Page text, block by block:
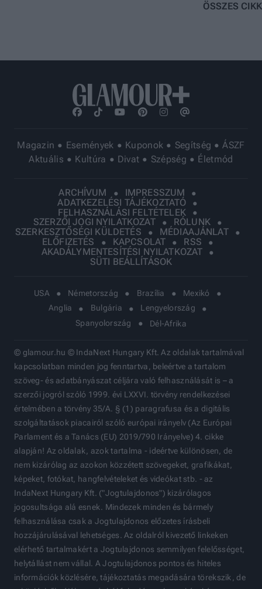
ÖSSZES CIKK
Magazin Események Kuponok Segítség
ÁSZF
Aktuális
Kultúra Divat Szépség Életmód
ARCHÍVUM
IMPRESSZUM
ADATKEZELÉSI TÁJÉKOZTATÓ
FELHASZNÁLÁSI FELTÉTELEK
SZERZŐI JOGI NYILATKOZAT
RÓLUNK
SZERKESZTŐSÉGI KÜLDETÉS
MÉDIAAJÁNLAT
ELŐFIZETÉS
KAPCSOLAT
RSS
AKADÁLYMENTESÍTÉSI NYILATKOZAT
SÜTI BEÁLLÍTÁSOK
USA Németország Brazília
Mexikó
Anglia
Bulgária
Lengyelország
Spanyolország
Dél-Afrika
© glamour.hu © IndaNext Hungary Kft. Az oldalak tartalmával
kapcsolatban minden jog fenntartva, beleértve a tartalom
szöveg- és adatbányászat céljára való felhasználását is – a
szerzői jogról szóló 1999. évi LXXVI. törvény rendelkezései
értelmében a törvény 35/A. § (1) paragrafusa és a digitális
szolgáltatások piacairól szóló európai irányelv (Az Európai
Parlament és a Tanács (EU) 2019/790 Irányelve) 4. cikke
alapján! Az oldalak, azok tartalma - ideértve különösen, de
nem kizárólag az azokon közzétett szövegeket, grafikákat,
képeket, fotókat, hangfelvételeket és videókat stb. - az
IndaNext Hungary Kft. ("Jogtulajdonos") kizárólagos
jogosultsága alá esnek. Mindezek minden és bármely
felhasználása csak a Jogtulajdonos előzetes írásbeli
hozzájárulásával lehetséges. Az oldalról kivezető linkeken
elérhető tartalmakért a Jogtulajdonos semmilyen felelősséget,
helytállást nem vállal. A Jogtulajdonos pontos és hiteles
információk közlésére, tájékoztatás megadására törekszik, de